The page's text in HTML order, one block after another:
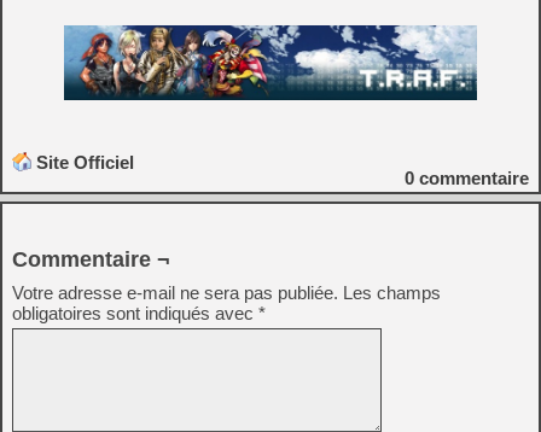
Site Officiel
0 commentaire
Commentaire ¬
Votre adresse e-mail ne sera pas publiée. Les champs
obligatoires sont indiqués avec *